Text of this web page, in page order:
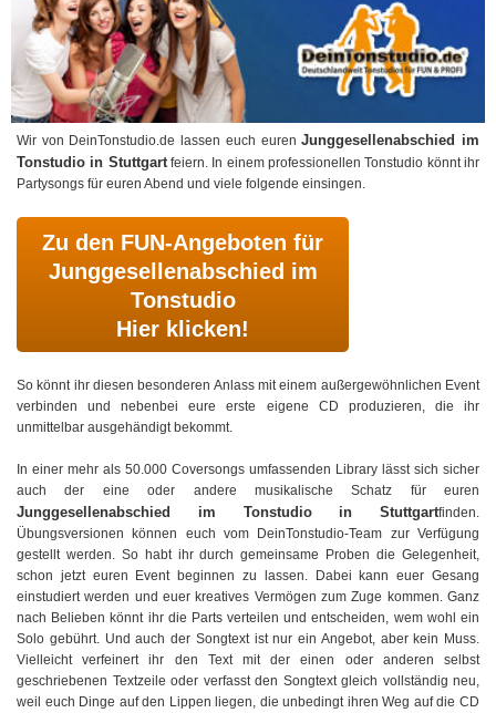
Wir von DeinTonstudio.de lassen euch eurenJunggesellenabschied im
Tonstudio in Stuttgartfeiern. In einem professionellen Tonstudio könnt ihr
Partysongs für euren Abend und viele folgende einsingen.
Zu den FUN-Angeboten für
Junggesellenabschied im
Tonstudio
Hier klicken!
So könnt ihr diesen besonderen Anlass mit einem außergewöhnlichen Event
verbinden und nebenbei eure erste eigene CD produzieren, die ihr
unmittelbar ausgehändigt bekommt.
In einer mehr als 50.000 Coversongs umfassenden Library lässt sich sicher
auch der eine oder andere musikalische Schatz für euren
Junggesellenabschied im Tonstudio in Stuttgartfinden.
Übungsversionen können euch vom DeinTonstudio-Team zur Verfügung
gestellt werden. So habt ihr durch gemeinsame Proben die Gelegenheit,
schon jetzt euren Event beginnen zu lassen. Dabei kann euer Gesang
einstudiert werden und euer kreatives Vermögen zum Zuge kommen. Ganz
nach Belieben könnt ihr die Parts verteilen und entscheiden, wem wohl ein
Solo gebührt. Und auch der Songtext ist nur ein Angebot, aber kein Muss.
Vielleicht verfeinert ihr den Text mit der einen oder anderen selbst
geschriebenen Textzeile oder verfasst den Songtext gleich vollständig neu,
weil euch Dinge auf den Lippen liegen, die unbedingt ihren Weg auf die CD